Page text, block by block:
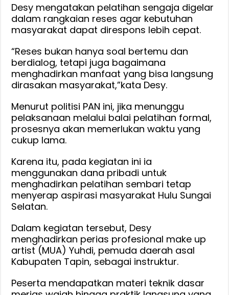
Desy mengatakan pelatihan sengaja digelar
dalam rangkaian reses agar kebutuhan
masyarakat dapat direspons lebih cepat.
“Reses bukan hanya soal bertemu dan
berdialog, tetapi juga bagaimana
menghadirkan manfaat yang bisa langsung
dirasakan masyarakat,”kata Desy.
Menurut politisi PAN ini, jika menunggu
pelaksanaan melalui balai pelatihan formal,
prosesnya akan memerlukan waktu yang
cukup lama.
Karena itu, pada kegiatan ini ia
menggunakan dana pribadi untuk
menghadirkan pelatihan sembari tetap
menyerap aspirasi masyarakat Hulu Sungai
Selatan.
Dalam kegiatan tersebut, Desy
menghadirkan perias profesional make up
artist (MUA) Yuhdi, pemuda daerah asal
Kabupaten Tapin, sebagai instruktur.
Peserta mendapatkan materi teknik dasar